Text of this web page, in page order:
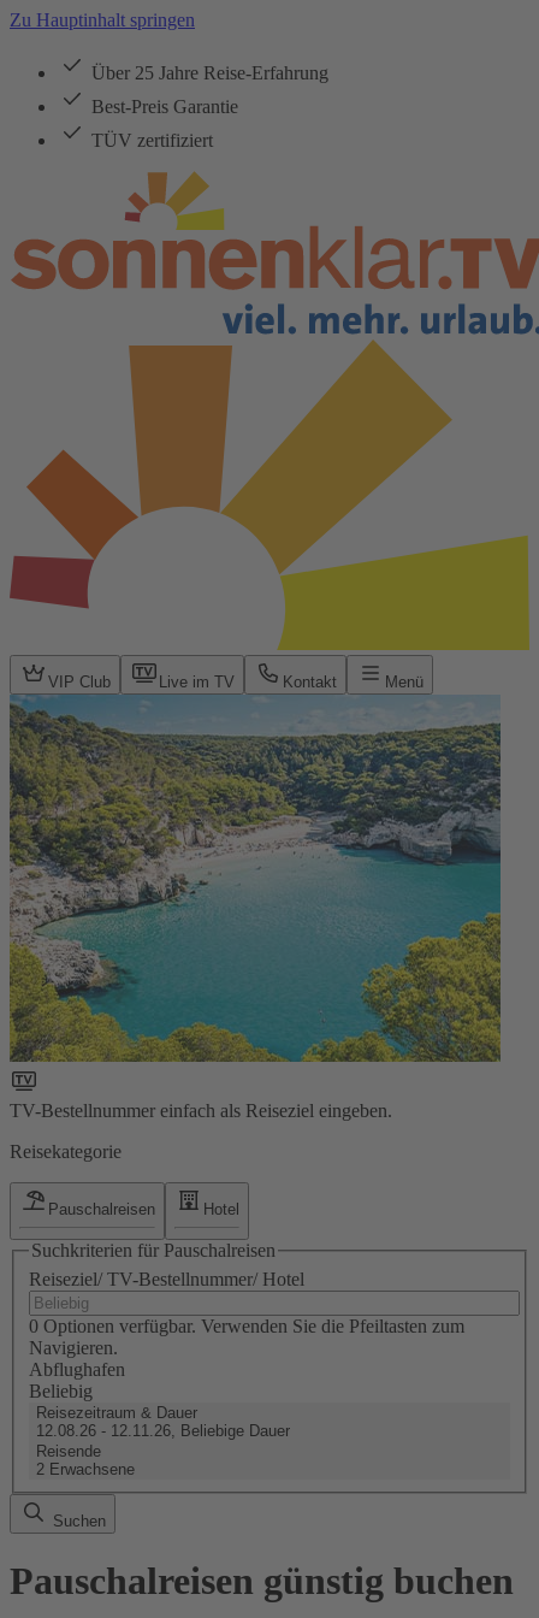
Zu Hauptinhalt springen
Über 25 Jahre Reise-Erfahrung
Best-Preis Garantie
TÜV zertifiziert
VIP Club Live im TV Kontakt Menü
TV-Bestellnummer einfach als Reiseziel eingeben.
Reisekategorie
Pauschalreisen Hotel
Suchkriterien für Pauschalreisen
Reiseziel/ TV-Bestellnummer/ Hotel
0 Optionen verfügbar. Verwenden Sie die Pfeiltasten zum
Navigieren.
Abflughafen
Beliebig
Reisezeitraum & Dauer
12.08.26 - 12.11.26, Beliebige Dauer
Reisende
2 Erwachsene
Suchen
Pauschalreisen günstig buchen